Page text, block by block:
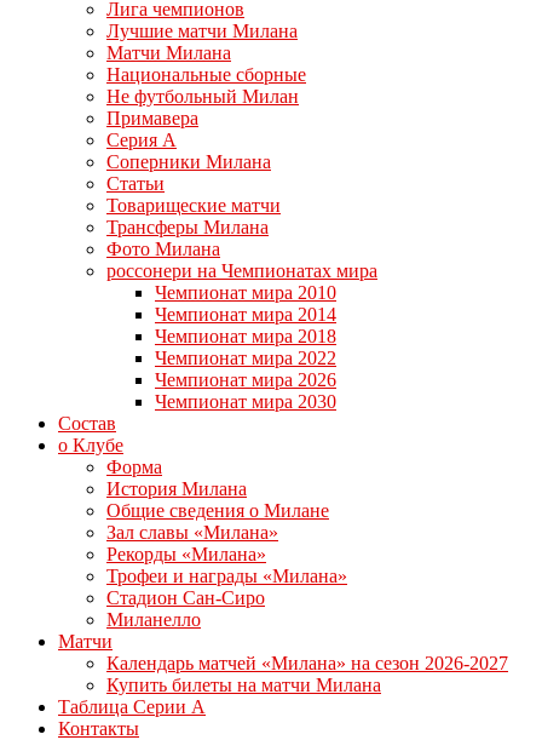
Лига чемпионов
Лучшие матчи Милана
Матчи Милана
Национальные сборные
Не футбольный Милан
Примавера
Серия А
Соперники Милана
Статьи
Товарищеские матчи
Трансферы Милана
Фото Милана
россонери на Чемпионатах мира
Чемпионат мира 2010
Чемпионат мира 2014
Чемпионат мира 2018
Чемпионат мира 2022
Чемпионат мира 2026
Чемпионат мира 2030
Состав
о Клубе
Форма
История Милана
Общие сведения о Милане
Зал славы «Милана»
Рекорды «Милана»
Трофеи и награды «Милана»
Стадион Сан-Сиро
Миланелло
Матчи
Календарь матчей «Милана» на сезон 2026-2027
Купить билеты на матчи Милана
Таблица Серии А
Контакты